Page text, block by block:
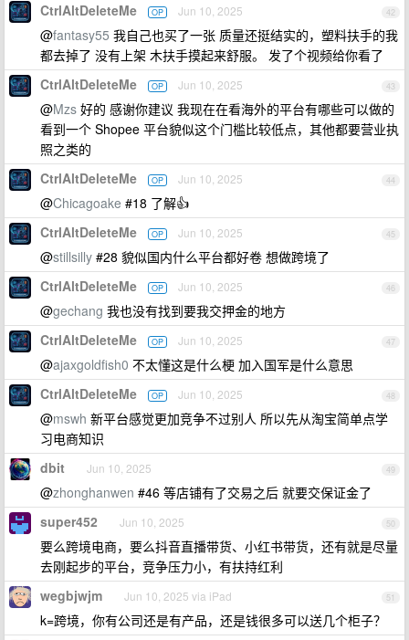
42
CtrlAltDeleteMe OP Jun 10, 2025
@fantasy55 我自己也买了一张 质量还挺结实的，塑料扶手的我
都去掉了 没有上架 木扶手摸起来舒服。 发了个视频给你看了
43
CtrlAltDeleteMe OP Jun 10, 2025
@Mzs 好的 感谢你建议 我现在在看海外的平台有哪些可以做的
看到一个 Shopee 平台貌似这个门槛比较低点，其他都要营业执
照之类的
44
CtrlAltDeleteMe OP Jun 10, 2025
@Chicagoake #18 了解👍
45
CtrlAltDeleteMe OP Jun 10, 2025
@stillsilly #28 貌似国内什么平台都好卷 想做跨境了
46
CtrlAltDeleteMe OP Jun 10, 2025
@gechang 我也没有找到要我交押金的地方
47
CtrlAltDeleteMe OP Jun 10, 2025
@ajaxgoldfish0 不太懂这是什么梗 加入国军是什么意思
48
CtrlAltDeleteMe OP Jun 10, 2025
@mswh 新平台感觉更加竞争不过别人 所以先从淘宝简单点学
习电商知识
49
dbit Jun 10, 2025
@zhonghanwen #46 等店铺有了交易之后 就要交保证金了
50
super452 Jun 10, 2025
要么跨境电商，要么抖音直播带货、小红书带货，还有就是尽量
去刚起步的平台，竞争压力小，有扶持红利
51
wegbjwjm Jun 10, 2025 via iPad
k=跨境，你有公司还是有产品，还是钱很多可以送几个柜子？